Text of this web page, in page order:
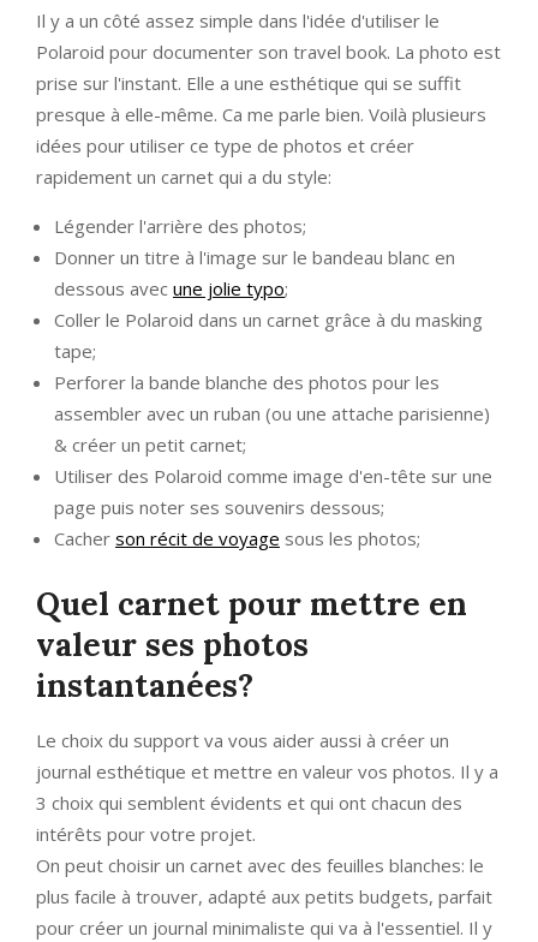
Il y a un côté assez simple dans l'idée d'utiliser le
Polaroid pour documenter son travel book. La photo est
prise sur l'instant. Elle a une esthétique qui se suffit
presque à elle-même. Ca me parle bien. Voilà plusieurs
idées pour utiliser ce type de photos et créer
rapidement un carnet qui a du style:
Légender l'arrière des photos;
Donner un titre à l'image sur le bandeau blanc en
dessous avec une jolie typo;
Coller le Polaroid dans un carnet grâce à du masking
tape;
Perforer la bande blanche des photos pour les
assembler avec un ruban (ou une attache parisienne)
& créer un petit carnet;
Utiliser des Polaroid comme image d'en-tête sur une
page puis noter ses souvenirs dessous;
Cacher son récit de voyage sous les photos;
Quel carnet pour mettre en
valeur ses photos
instantanées?
Le choix du support va vous aider aussi à créer un
journal esthétique et mettre en valeur vos photos. Il y a
3 choix qui semblent évidents et qui ont chacun des
intérêts pour votre projet.
On peut choisir un carnet avec des feuilles blanches: le
plus facile à trouver, adapté aux petits budgets, parfait
pour créer un journal minimaliste qui va à l'essentiel. Il y